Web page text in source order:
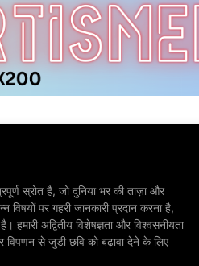
स्रोत है, जो दुनिया भर की ताज़ा और
विषयों पर गहरी जानकारी प्रदान करना है,
अद्वितीय विशेषज्ञता और विश्वसनीयता
विपणन से जुड़ी छवि को बढ़ावा देने के लिए